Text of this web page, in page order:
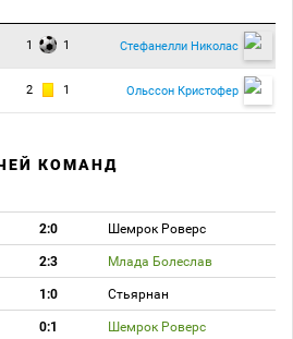
1 1 Стефанелли Николас
2 1 Ольссон Кристофер
КОМАНД
2:0 Шемрок Роверс
2:3 Млада Болеслав
1:0 Стьярнан
0:1 Шемрок Роверс